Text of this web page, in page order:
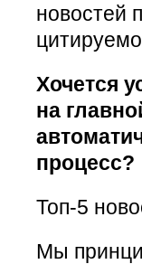
новостей
Хочется
на
процесс?
Топ-5
Мы